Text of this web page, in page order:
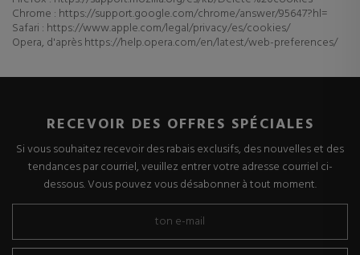
Chrome : https://support.google.com/chrome/answer/95647?hl=
Safari : https://www.apple.com/legal/privacy/es/cookies/
Opera, d'après https://help.opera.com/en/latest/web-preferences/
RECEVOIR DES OFFRES SPÉCIALES
Si vous souhaitez recevoir des rabais exclusifs, des nouvelles et des
tendances par courriel, veuillez entrer votre adresse courriel ci-
dessous. Vous pouvez vous désabonner à tout moment.